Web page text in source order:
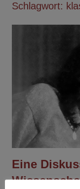
Schlagwort:
Eine